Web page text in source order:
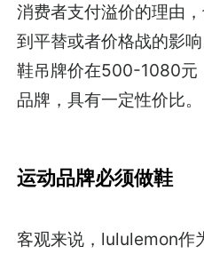
消费者支付溢价的理由
到平替或者价格战的影
鞋吊牌价在500-1080元
品牌，具有一定性价比。
运动品牌必须做鞋
客观来说，lululemon作